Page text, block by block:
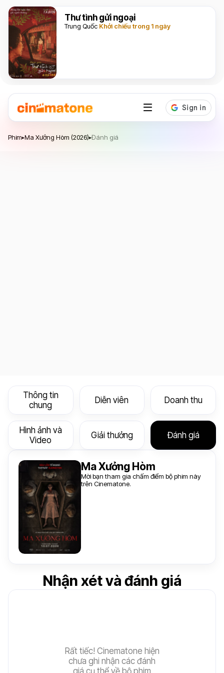
Thư tình gửi ngoại
Trung Quốc Khởi chiếu trong 1 ngày
Phim▸Ma Xưởng Hòm (2026)▸Đánh giá
Thông tin
chung
Diễn viên Doanh thu
Hình ảnh và
Video
Giải thưởng Đánh giá
Nhận xét và đánh giá
Rất tiếc! Cinematone hiện
chưa ghi nhận các đánh
giá cụ thể về bộ phim
Ma Xưởng Hòm
Mời bạn tham gia chấm điểm bộ phim này
trên Cinematone.